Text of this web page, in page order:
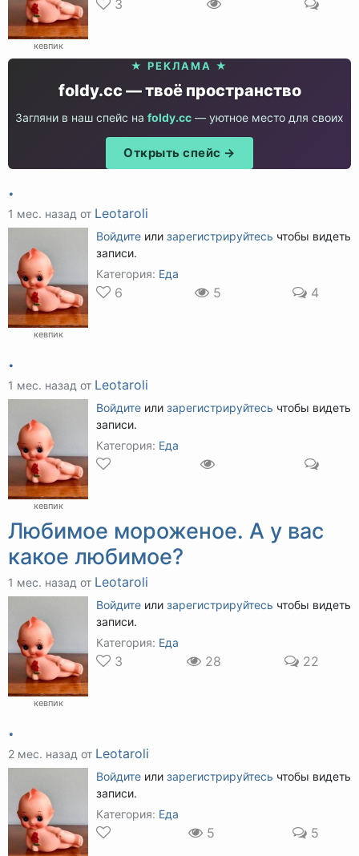
кевпик
3
★ РЕКЛАМА ★
foldy.cc — твоё пространство
Загляни в наш спейс на foldy.cc — уютное место для своих
Открыть спейс →
.
1 мес. назад от Leotaroli
кевпик
Войдите или зарегистрируйтесь чтобы видеть
записи.
Категория: Еда
6 5 4
.
1 мес. назад от Leotaroli
кевпик
Войдите или зарегистрируйтесь чтобы видеть
записи.
Категория: Еда
Любимое мороженое. А у вас
какое любимое?
1 мес. назад от Leotaroli
кевпик
Войдите или зарегистрируйтесь чтобы видеть
записи.
Категория: Еда
3 28 22
.
2 мес. назад от Leotaroli
Войдите или зарегистрируйтесь чтобы видеть
записи.
Категория: Еда
5 5